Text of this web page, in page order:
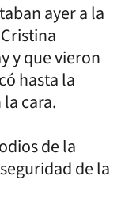
ayer a la
y que vieron
hasta la
cara.
de la
de la